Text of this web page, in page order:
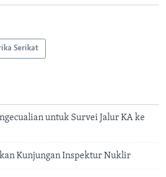
Serikat
untuk Survei Jalur KA ke
Kunjungan Inspektur Nuklir